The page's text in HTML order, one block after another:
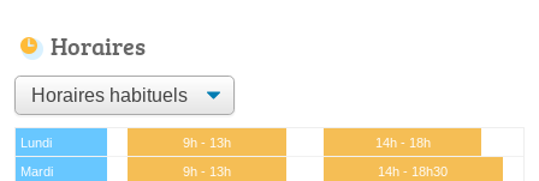
Horaires
Lundi 9h - 13h
14h - 18h
Mardi
9h - 13h
14h - 18h30